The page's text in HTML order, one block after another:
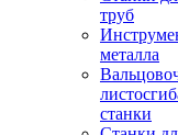
труб
металла
станки